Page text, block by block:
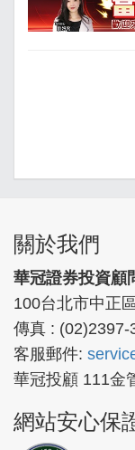
關於我們
華冠證券投資顧
100台北市中正
傳真 : (02)2397-
客服郵件:
華冠投顧 111金
網站安心保